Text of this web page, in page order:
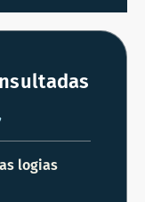
logias